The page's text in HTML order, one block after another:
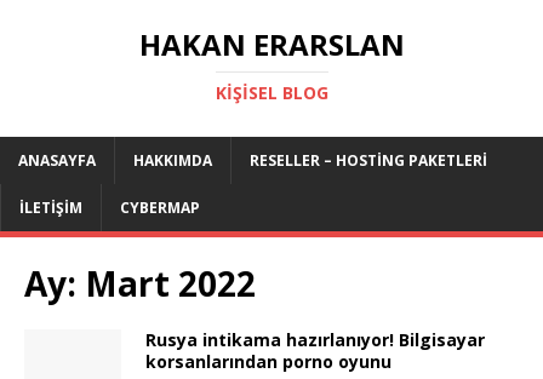
HAKAN ERARSLAN
KIŞISEL BLOG
ANASAYFA HAKKIMDA RESELLER – HOSTING PAKETLERI
İLETIŞIM CYBERMAP
Ay: Mart 2022
Rusya intikama hazırlanıyor! Bilgisayar
korsanlarından porno oyunu